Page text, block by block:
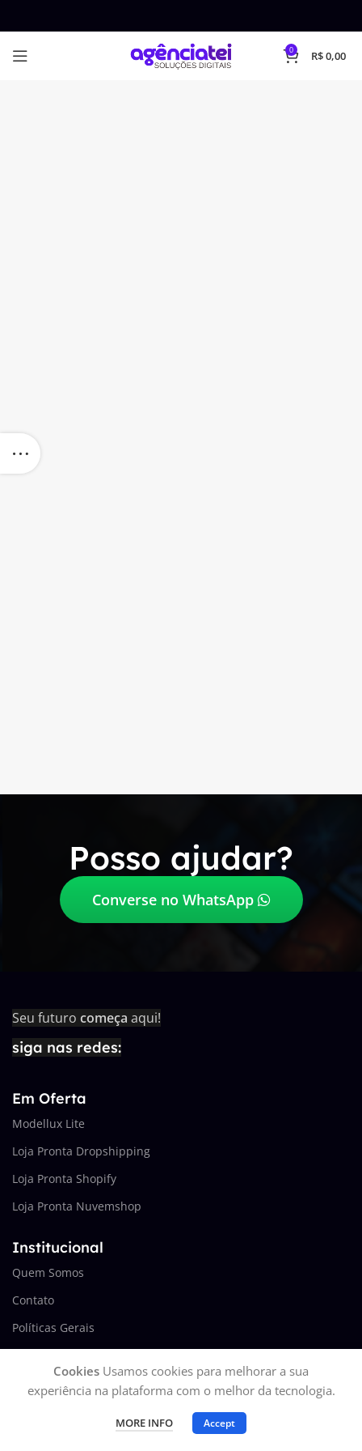
0 R$0,00
Posso ajudar?
Converse no WhatsApp
Seu futuro começa aqui!
siga nas redes:
Em Oferta
Modellux Lite
Loja Pronta Dropshipping
Loja Pronta Shopify
Loja Pronta Nuvemshop
Institucional
Quem Somos
Contato
Políticas Gerais
Conecte-se
Cookies Usamos cookies para melhorar a sua
experiência na plataforma com o melhor da tecnologia.
MORE INFO Accept